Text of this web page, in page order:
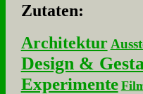
Zu­ta­ten:
Architektur
Design &
Experimente